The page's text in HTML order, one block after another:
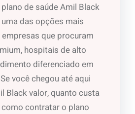
de saúde Amil Black
das opções mais
que procuram
hospitais de alto
diferenciado em
você chegou até aqui
Black valor, quanto custa
contratar o plano